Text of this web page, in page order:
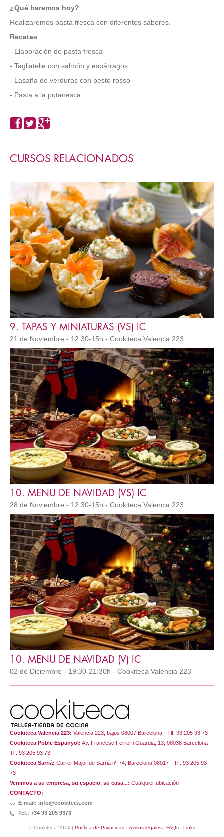
¿Qué haremos hoy?
Realizaremos pasta fresca con diferentes sabores.
Recetas
- Elaboración de pasta fresca
- Tagliatelle con salmón y espárragos
- Lasaña de verduras con pesto rosso
- Pasta a la putanesca
CURSOS RELACIONADOS
9. TAPAS Y MINIATURAS (VS) IC
21 de Noviembre - 12:30-15h - Cookiteca Valencia 223
10. MENU DE NAVIDAD (VS) IC
28 de Noviembre - 12:30-15h - Cookiteca Valencia 223
10. MENU DE NAVIDAD (V) IC
02 de Diciembre - 19:30-21:30h - Cookiteca Valencia 223
Cookiteca Valencia 223: Valencia 223, bajos 08007 Barcelona - Tlf. 93 205 93 73
Cookiteca Poble Espanyol: Av. Francesc Ferrer i Guardia, 13, 08038 Barcelona -
Tlf. 93 205 93 73
Cookiteca Sarrià: Carrer Major de Sarrià nº 74, Barcelona 08017 - Tlf. 93 205 93
73
Venimos a su empresa, su espacio, su casa...: Cualquier ubicación
CONTACTO:
E-mail: info@cookiteca.com
Tel.: +34 93 205 9373
© Cookiteca 2014 | Política de Privacidad | Avisos legales| FAQs| Links